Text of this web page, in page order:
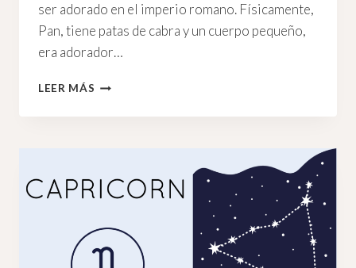
ser adorado en el imperio romano. Físicamente,
Pan, tiene patas de cabra y un cuerpo pequeño,
era adorador…
LEER MÁS SOL